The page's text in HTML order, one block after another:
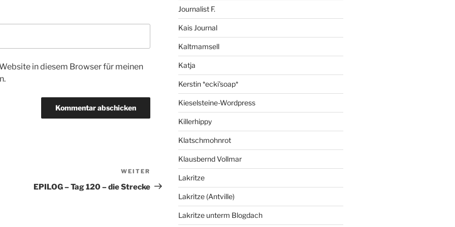
in diesem Browser für meinen
Beitrag
WEITER
EPILOG – Tag 120 – die Strecke
Journalist F.
Kais Journal
Kaltmamsell
Katja
Kerstin *ecki'soap*
Kieselsteine-Wordpress
Killerhippy
Klatschmohnrot
Klausbernd Vollmar
Lakritze
Lakritze (Antville)
Lakritze unterm Blogdach